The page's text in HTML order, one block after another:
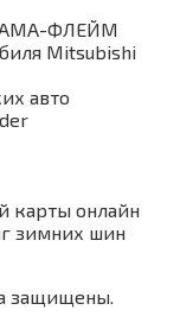
ФЛЕЙМ
Mitsubishi
авто
карты онлайн
зимних шин
защищены.